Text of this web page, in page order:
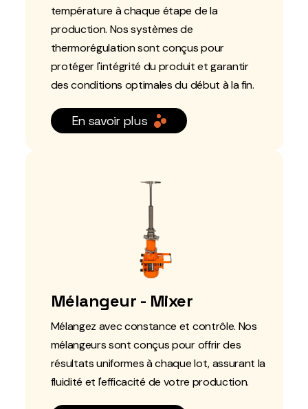
température à chaque étape de la
production. Nos systèmes de
thermorégulation sont conçus pour
protéger l'intégrité du produit et garantir
des conditions optimales du début à la fin.
En savoir plus
Mélangeur - Mixer
Mélangez avec constance et contrôle. Nos
mélangeurs sont conçus pour offrir des
résultats uniformes à chaque lot, assurant la
fluidité et l'efficacité de votre production.